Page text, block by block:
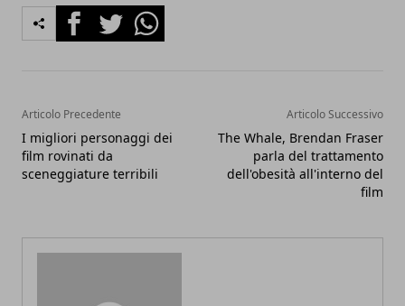
FacebookTwitterWhatsapp
Articolo Precedente
I migliori personaggi dei
film rovinati da
sceneggiature terribili
Articolo Successivo
The Whale, Brendan Fraser
parla del trattamento
dell'obesità all'interno del
film